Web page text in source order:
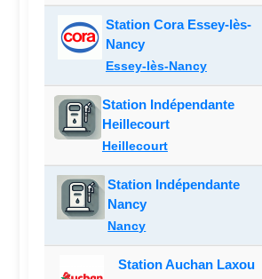
Station Cora Essey-lès-
Nancy
Essey-lès-Nancy
Station Indépendante
Heillecourt
Heillecourt
Station Indépendante
Nancy
Nancy
Station Auchan Laxou